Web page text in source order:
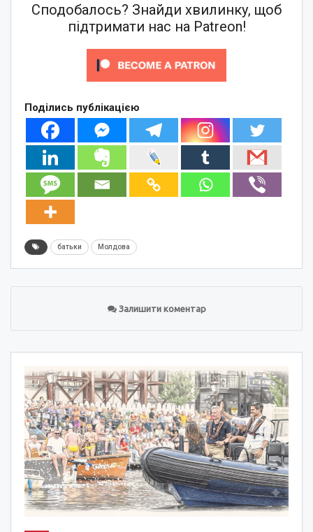
Сподобалось? Знайди хвилинку, щоб
підтримати нас на Patreon!
Поділись публікацією
батьки Молдова
Залишити коментар